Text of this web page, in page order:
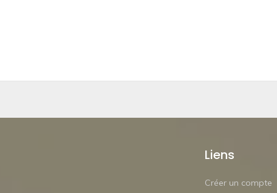
Liens
Créer un compte